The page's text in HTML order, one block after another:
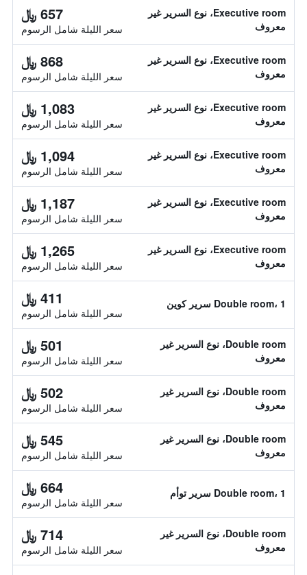
Executive room، نوع السرير غير
معروف
657 ﷼
سعر الليلة شامل الرسوم
Executive room، نوع السرير غير
معروف
868 ﷼
سعر الليلة شامل الرسوم
Executive room، نوع السرير غير
معروف
1,083 ﷼
سعر الليلة شامل الرسوم
Executive room، نوع السرير غير
معروف
1,094 ﷼
سعر الليلة شامل الرسوم
Executive room، نوع السرير غير
معروف
1,187 ﷼
سعر الليلة شامل الرسوم
Executive room، نوع السرير غير
معروف
1,265 ﷼
سعر الليلة شامل الرسوم
Double room، 1 سرير كوين 411 ﷼
سعر الليلة شامل الرسوم
Double room، نوع السرير غير
معروف
501 ﷼
سعر الليلة شامل الرسوم
Double room، نوع السرير غير
معروف
502 ﷼
سعر الليلة شامل الرسوم
Double room، نوع السرير غير
معروف
545 ﷼
سعر الليلة شامل الرسوم
Double room، 1 سرير توأم 664 ﷼
سعر الليلة شامل الرسوم
Double room، نوع السرير غير
معروف
714 ﷼
سعر الليلة شامل الرسوم